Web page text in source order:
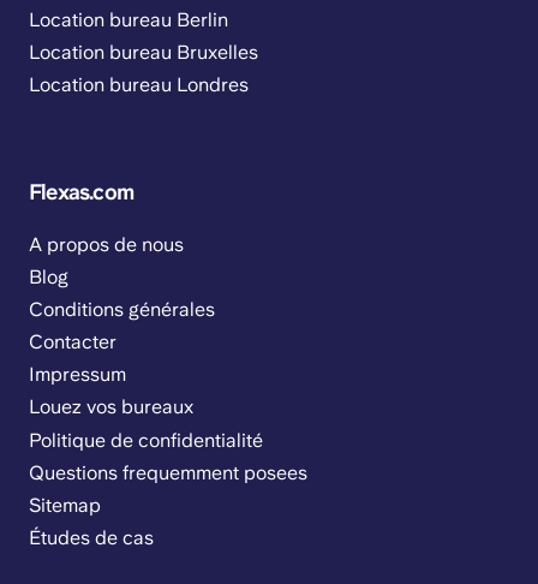
Location bureau Berlin
Location bureau Bruxelles
Location bureau Londres
Flexas.com
A propos de nous
Blog
Conditions générales
Contacter
Impressum
Louez vos bureaux
Politique de confidentialité
Questions frequemment posees
Sitemap
Études de cas